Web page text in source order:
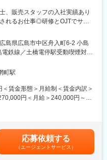
や製品についての知識を学ぶた
になっていただきますので、未
資料作成や、業務改善提案な
、販売スタッフの入社実績あり
れるお仕事◎研修とOJTでサポ
る歯科医院のスタッフへ、シス
するインストラクターとしてご
程度。1日あたりの訪問数は2～3
は、オフィスでの対応となりま
県広島市中区舟入町6-2 小島
鉄線／土橋電停駅受動喫煙対
会社の定める事業所
町駅
賃金形態＞月給制＜賃金内訳＞
円＜月給＞240,000円～
あくまでも目安の金額であり、
ります。月給(月額)は固定手当を
応募依頼する
（エージェントサービス）